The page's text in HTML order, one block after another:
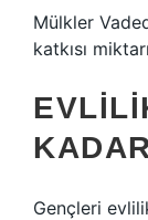
Mülkler
katkısı
Gençleri